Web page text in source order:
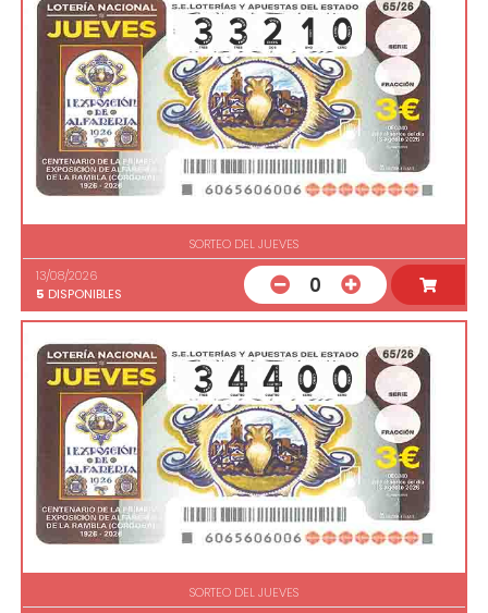
SORTEO DEL JUEVES
13/08/2026
5 DISPONIBLES 0
SORTEO DEL JUEVES